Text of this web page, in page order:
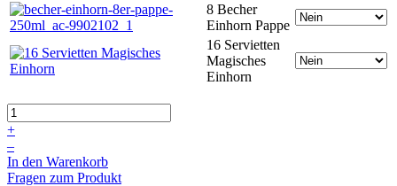
8 Becher
Einhorn Pappe
16 Servietten
Magisches
Einhorn
+
–
In den Warenkorb
Fragen zum Produkt